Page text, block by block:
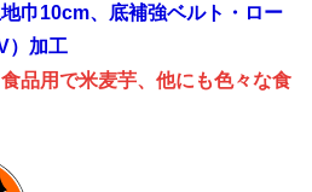
巾10cm、底補強ベルト・ロー
）加工
品用で米麦芋、他にも色々な食